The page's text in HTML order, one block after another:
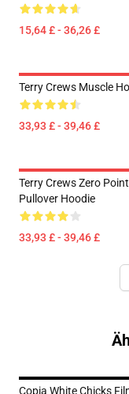
15,64 £ - 36,26 £
Terry Crews Muscle
33,93 £ - 39,46 £
Terry Crews Zero Point
Pullover Hoodie
33,93 £ - 39,46 £
Copia White Chicks